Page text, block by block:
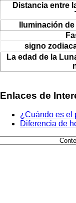
Distancia entre
Iluminación
signo
La edad de la
Enlaces de
¿Cuándo es el
Diferencia de